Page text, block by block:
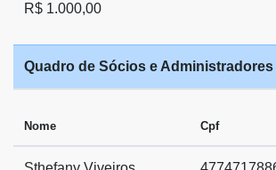
R$ 1.000,00
Quadro de Sócios e Administradores
Nome Cpf